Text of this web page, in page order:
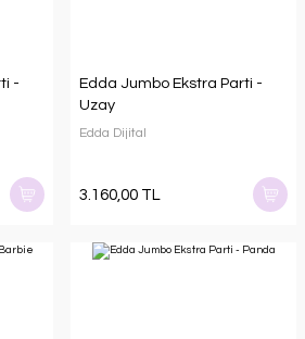
-
Edda Jumbo Ekstra Parti -
Uzay
Edda Dijital
3.160,00 TL